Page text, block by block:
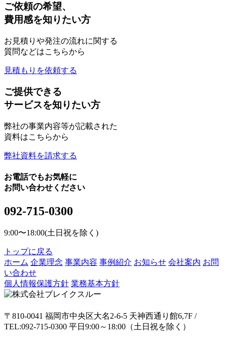
ご依頼の希望、
費用感を知りたい方
お見積りや発注の流れに関する
質問などはこちらから
見積もりを依頼する
ご提供できる
サービスを知りたい方
弊社の事業内容等が記載された
資料はこちらから
弊社資料を請求する
お電話でもお気軽に
お問い合わせください
092-715-0300
9:00〜18:00(土日祝を除く)
トップに戻る
ホーム 企業理念 事業内容 事例紹介 お知らせ 会社案内 お問
い合わせ
個人情報保護方針 業務基本方針
〒810-0041 福岡市中央区大名2-6-5 天神西通り館6,7F /
TEL:092-715-0300 平日9:00～18:00（土日祝を除く）